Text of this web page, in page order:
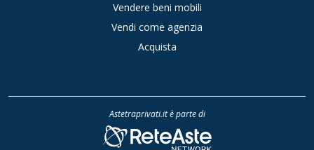
Vendere beni mobili
Vendi come agenzia
Acquista
Astetraprivati.it è parte di